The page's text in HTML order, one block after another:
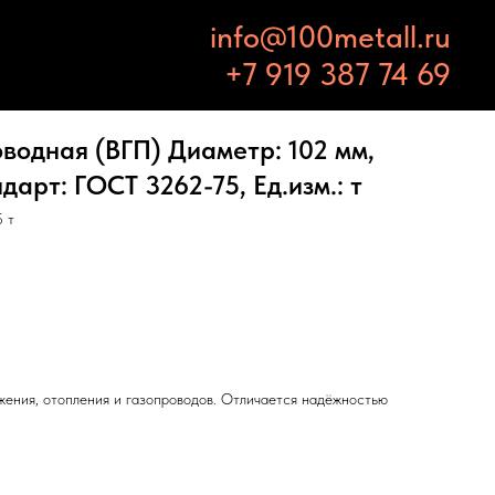
info@100metall.ru
+7 919 387 74 69
(ВГП) Диаметр: 102 мм,
ГОСТ 3262-75, Ед.изм.: т
т
отопления и газопроводов. Отличается надёжностью